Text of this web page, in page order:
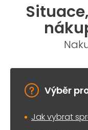
Výběr
Jak vybrat